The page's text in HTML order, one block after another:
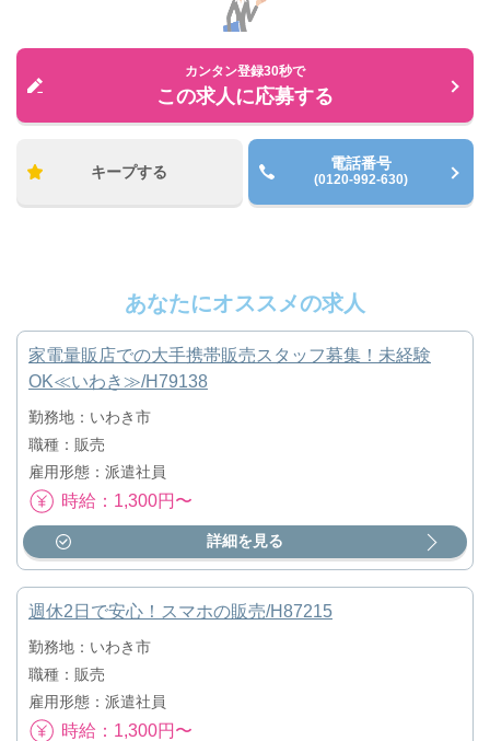
カンタン登録30秒で
この求人に応募する
キープする 電話番号
(0120-992-630)
あなたにオススメの求人
家電量販店での大手携帯販売スタッフ募集！未経験
OK≪いわき≫/H79138
勤務地：いわき市
職種：販売
雇用形態：派遣社員
時給：1,300円〜
詳細を見る
週休2日で安心！スマホの販売/H87215
勤務地：いわき市
職種：販売
雇用形態：派遣社員
時給：1,300円〜